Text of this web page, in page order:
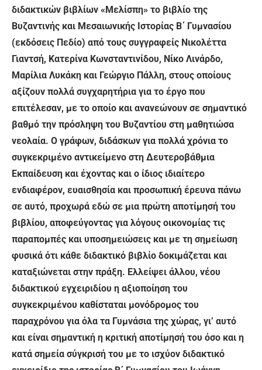
διδακτικών βιβλίων «Μελίσπη» το βιβλίο της
Βυζαντινής και Μεσαιωνικής Ιστορίας Β΄ Γυμνασίου
(εκδόσεις Πεδίο) από τους συγγραφείς Νικολέττα
Γιαντσή, Κατερίνα Κωνσταντινίδου, Νίκο Λινάρδο,
Μαρίλια Λυκάκη και Γεώργιο Πάλλη, στους οποίους
αξίζουν πολλά συγχαρητήρια για το έργο που
επιτέλεσαν, με το οποίο και ανανεώνουν σε σημαντικό
βαθμό την πρόσληψη του Βυζαντίου στη μαθητιώσα
νεολαία. Ο γράφων, διδάσκων για πολλά χρόνια το
συγκεκριμένο αντικείμενο στη Δευτεροβάθμια
Εκπαίδευση και έχοντας και ο ίδιος ιδιαίτερο
ενδιαφέρον, ευαισθησία και προσωπική έρευνα πάνω
σε αυτό, προχωρά εδώ σε μια πρώτη αποτίμησή του
βιβλίου, αποφεύγοντας για λόγους οικονομίας τις
παραπομπές και υποσημειώσεις και με τη σημείωση
φυσικά ότι κάθε διδακτικό βιβλίο δοκιμάζεται και
καταξιώνεται στην πράξη. Ελλείψει άλλου, νέου
διδακτικού εγχειριδίου η αξιοποίηση του
συγκεκριμένου καθίσταται μονόδρομος του
παραχρόνου για όλα τα Γυμνάσια της χώρας, γι’ αυτό
και είναι σημαντική η κριτική αποτίμησή του όσο και η
κατά σημεία σύγκρισή του με το ισχύον διδακτικό